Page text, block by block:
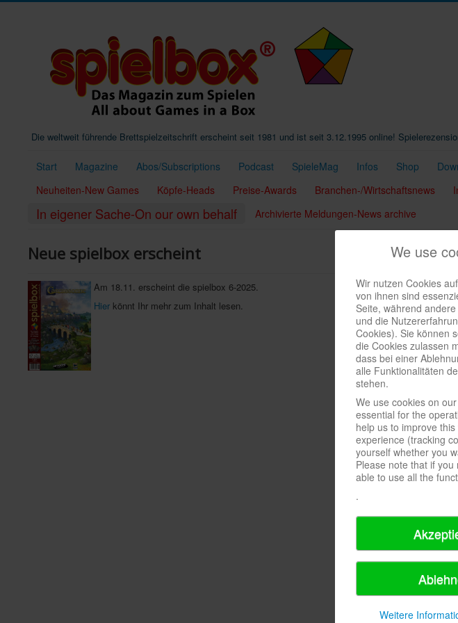
Die weltweit führende Brettspielzeitschrift erscheint seit 1981 und ist seit 3.12.1995 online!
Start Magazine Abos/Subscriptions Podcast SpieleMag Infos Shop
Neuheiten-New Games
Köpfe-Heads Preise-Awards Branchen-/Wirtschaftsnews
In eigener Sache-On our own behalf Archivierte Meldungen-News archive
Neue spielbox erscheint
Am 18.11. erscheint die spielbox 6-2025.
Hier könnt Ihr mehr zum Inhalt lesen.
We use
Wir nutzen Cookies
von ihnen sind
Seite, während
und die
Cookies). Sie können
die Cookies zulassen
dass bei einer
alle Funktionalitäten
stehen.
We use cookies on
essential for the
help us to improve
experience (tracking
yourself whether you
Please note that if
able to use all the
.
Weitere